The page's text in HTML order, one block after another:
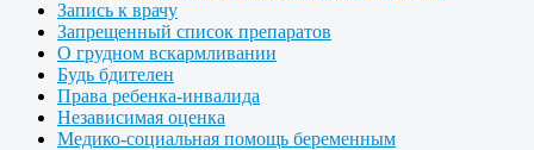
Запись к врачу
Запрещенный список препаратов
О грудном вскармливании
Будь бдителен
Права ребенка-инвалида
Независимая оценка
Медико-социальная помощь беременным